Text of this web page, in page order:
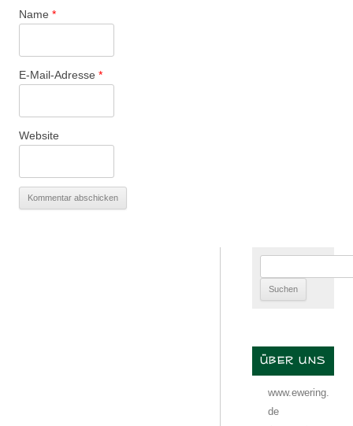
Name *
E-Mail-Adresse *
Website
nach:
ÜBER UNS
www.ewering.
de